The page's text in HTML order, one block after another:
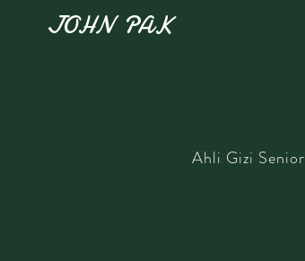
JOHN PAK
​Ahli Gizi Senior